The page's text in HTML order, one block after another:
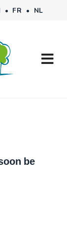
• FR • NL
be